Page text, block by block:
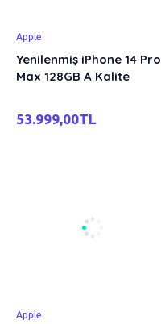
Apple
Yenilenmiş iPhone 14 Pro
Max 128GB A Kalite
53.999,00TL
Apple